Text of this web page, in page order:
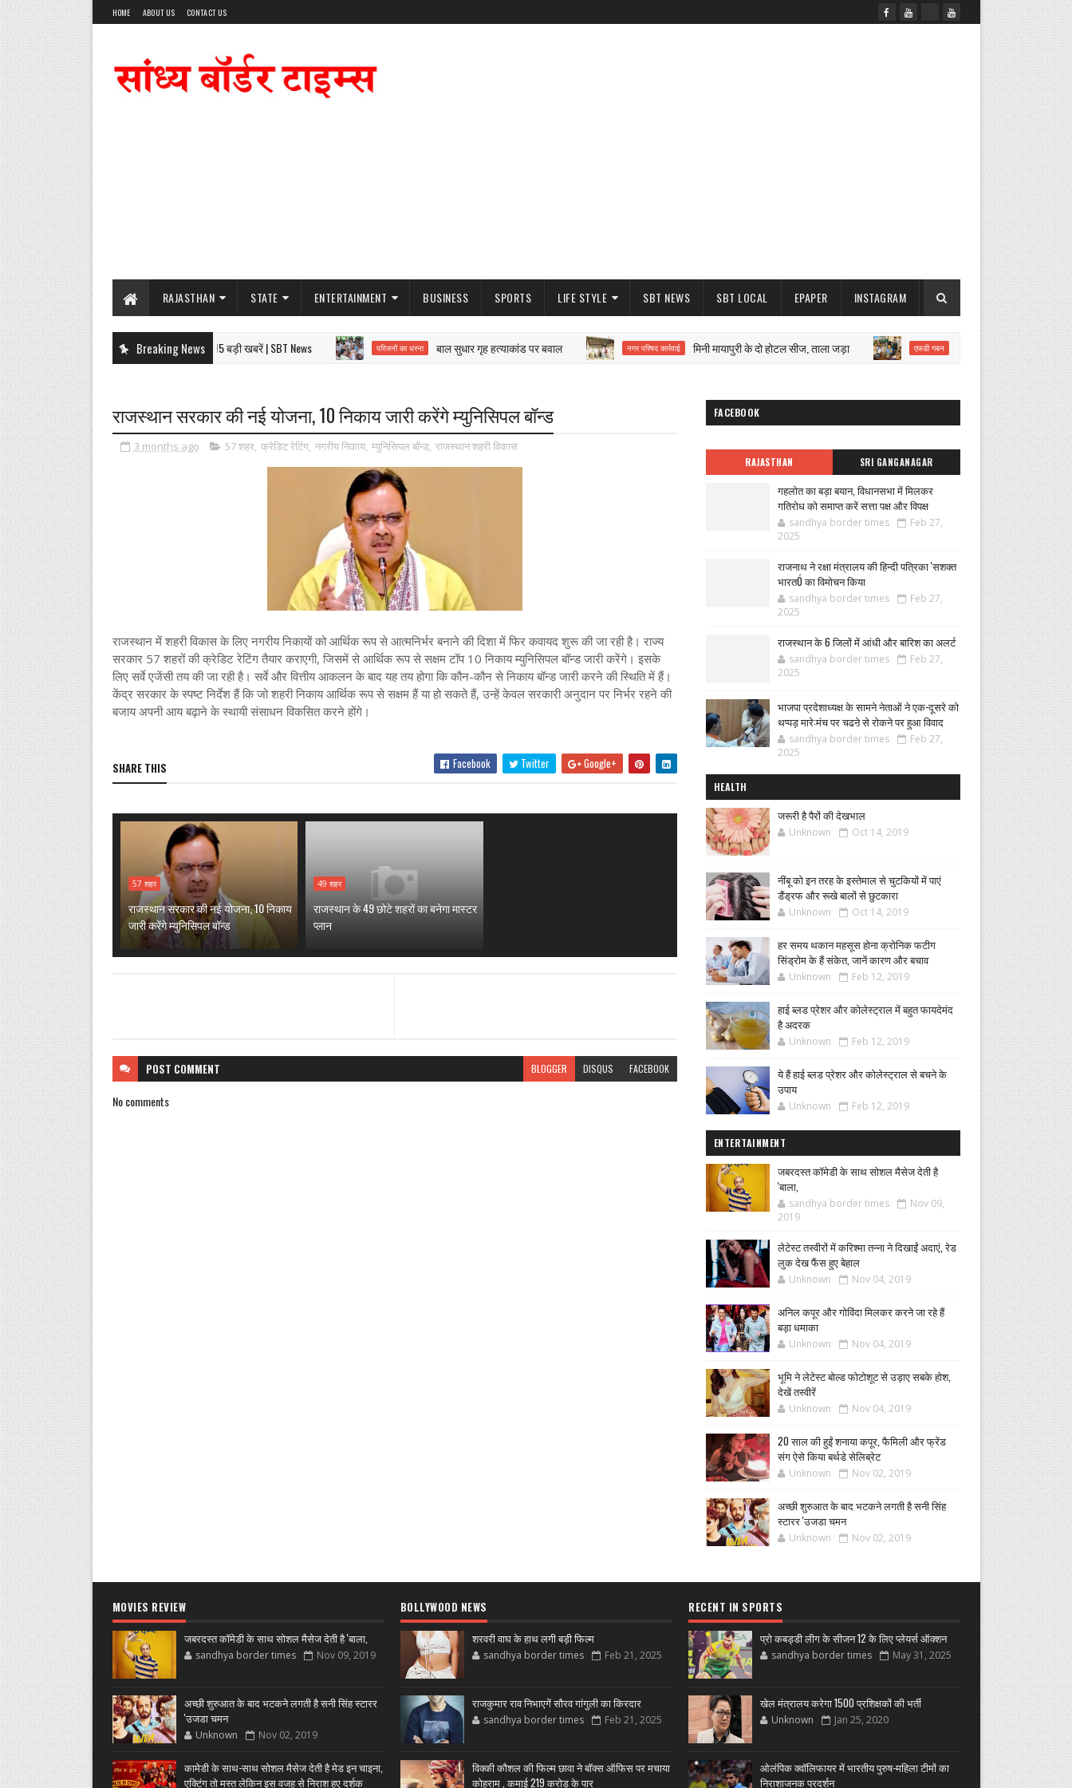
HOME ABOUT US CONTACT US
RAJASTHAN STATE ENTERTAINMENT BUSINESS SPORTS LIFE STYLE SBT NEWS SBT LOCAL EPAPER INSTAGRAM
Breaking News
NEWS 07 अगस्त: राजस्थान सुबह 6.15 बजे की 15 बड़ी खबरें | SBT News परिजनों का धरना बाल सुधार गृह हत्याकांड पर बवाल नगर परिषद कार्रवाई मिनी मायापुरी के दो होटल सीज, ताला जड़ा एफडी गबन मैनेजर पर किसानों के लाखों रुपये
राजस्थान सरकार की नई योजना, 10 निकाय जारी करेंगे म्युनिसिपल बॉन्ड
3 months ago 57 शहर, क्रेडिट रेटिंग, नगरीय निकाय, म्युनिसिपल बॉन्ड, राजस्थान शहरी विकास
राजस्थान में शहरी विकास के लिए नगरीय निकायों को आर्थिक रूप से आत्मनिर्भर बनाने की दिशा में फिर कवायद शुरू की जा रही है। राज्य
सरकार 57 शहरों की क्रेडिट रेटिंग तैयार कराएगी, जिसमें से आर्थिक रूप से सक्षम टॉप 10 निकाय म्युनिसिपल बॉन्ड जारी करेंगे। इसके
लिए सर्वे एजेंसी तय की जा रही है। सर्वे और वित्तीय आकलन के बाद यह तय होगा कि कौन-कौन से निकाय बॉन्ड जारी करने की स्थिति में हैं।
केंद्र सरकार के स्पष्ट निर्देश हैं कि जो शहरी निकाय आर्थिक रूप से सक्षम हैं या हो सकते हैं, उन्हें केवल सरकारी अनुदान पर निर्भर रहने की
बजाय अपनी आय बढ़ाने के स्थायी संसाधन विकसित करने होंगे।
SHARE THIS Facebook Twitter Google+
57 शहर
राजस्थान सरकार की नई योजना, 10 निकाय
जारी करेंगे म्युनिसिपल बॉन्ड
49 शहर
राजस्थान के 49 छोटे शहरों का बनेगा मास्टर
प्लान
POST COMMENT BLOGGER DISQUS FACEBOOK
No comments
FACEBOOK
RAJASTHAN SRI GANGANAGAR
गहलोत का बड़ा बयान, विधानसभा में मिलकर
गतिरोध को समाप्त करें सत्ता पक्ष और विपक्ष
sandhya border times
Feb 27,
2025
राजनाथ ने रक्षा मंत्रालय की हिन्दी पत्रिका 'सशक्त
भारतÓ का विमोचन किया
sandhya border times
Feb 27,
2025
राजस्थान के 6 जिलों में आंधी और बारिश का अलर्ट
sandhya border times
Feb 27,
2025
भाजपा प्रदेशाध्यक्ष के सामने नेताओं ने एक-दूसरे को
थप्पड़ मारे:मंच पर चढऩे से रोकने पर हुआ विवाद
sandhya border times
Feb 27,
2025
HEALTH
जरूरी है पैरों की देखभाल
Unknown Oct 14, 2019
नींबू को इन तरह के इस्तेमाल से चुटकियों में पाएं
डैंड्रफ और रूखे बालों से छुटकारा
Unknown Oct 14, 2019
हर समय थकान महसूस होना क्रोनिक फटीग
सिंड्रोम के हैं संकेत, जानें कारण और बचाव
Unknown Feb 12, 2019
हाई ब्लड प्रेशर और कोलेस्ट्राल में बहुत फायदेमंद
है अदरक
Unknown Feb 12, 2019
ये हैं हाई ब्लड प्रेशर और कोलेस्ट्राल से बचने के
उपाय
Unknown Feb 12, 2019
ENTERTAINMENT
जबरदस्त कॉमेडी के साथ सोशल मैसेज देती है
'बाला,
sandhya border times
Nov 09,
2019
लेटेस्ट तस्वीरों में करिश्मा तन्ना ने दिखाईं अदाएं, रेड
लुक देख फैंस हुए बेहाल
Unknown Nov 04, 2019
अनिल कपूर और गोविंदा मिलकर करने जा रहे हैं
बड़ा धमाका
Unknown Nov 04, 2019
भूमि ने लेटेस्ट बोल्ड फोटोशूट से उड़ाए सबके होश,
देखें तस्वीरें
Unknown Nov 04, 2019
20 साल की हुईं शनाया कपूर, फैमिली और फ्रेंड
संग ऐसे किया बर्थडे सेलिब्रेट
Unknown Nov 02, 2019
अच्छी शुरुआत के बाद भटकने लगती है सनी सिंह
स्टारर 'उजडा चमन
Unknown Nov 02, 2019
MOVIES REVIEW
जबरदस्त कॉमेडी के साथ सोशल मैसेज देती है 'बाला,
sandhya border times Nov 09, 2019
अच्छी शुरुआत के बाद भटकने लगती है सनी सिंह स्टारर
'उजडा चमन
Unknown Nov 02, 2019
कामेडी के साथ-साथ सोशल मैसेज देती है मेड इन चाइना,
एक्टिंग तो मस्त लेकिन इस वजह से निराश हुए दर्शक
BOLLYWOOD NEWS
शरवरी वाघ के हाथ लगी बड़ी फिल्म
sandhya border times Feb 21, 2025
राजकुमार राव निभाएगें सौरव गांगुली का किरदार
sandhya border times Feb 21, 2025
विक्की कौशल की फिल्म छावा ने बॉक्स ऑफिस पर मचाया
कोहराम , कमाई 219 करोड़ के पार
RECENT IN SPORTS
प्रो कबड्डी लीग के सीजन 12 के लिए प्लेयर्स ऑक्शन
sandhya border times May 31, 2025
खेल मंत्रालय करेगा 1500 प्रशिक्षकों की भर्ती
Unknown Jan 25, 2020
ओलंपिक क्वॉलिफायर में भारतीय पुरुष-महिला टीमों का
निराशाजनक प्रदर्शन